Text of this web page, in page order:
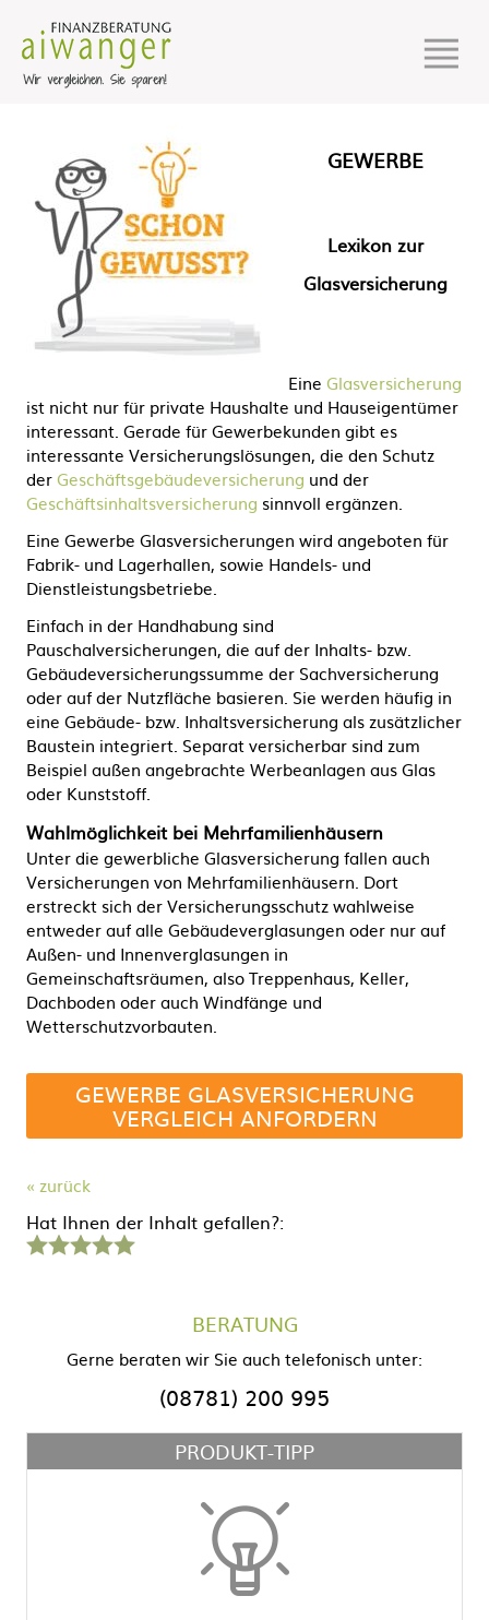
GEWERBE
Lexikon zur
Glasversicherung
Eine Glasversicherung
ist nicht nur für private Haushalte und Hauseigentümer
interessant. Gerade für Gewerbekunden gibt es
interessante Versicherungslösungen, die den Schutz
derGeschäftsgebäudeversicherung und der
Geschäftsinhaltsversicherung sinnvoll ergänzen.
Eine Gewerbe Glasversicherungen wird angeboten für
Fabrik- und Lagerhallen, sowie Handels- und
Dienstleistungsbetriebe.
Einfach in der Handhabung sind
Pauschalversicherungen, die auf der Inhalts- bzw.
Gebäudeversicherungssumme der Sachversicherung
oder auf der Nutzfläche basieren. Sie werden häufig in
eine Gebäude- bzw. Inhaltsversicherung als zusätzlicher
Baustein integriert. Separat versicherbar sind zum
Beispiel außen angebrachte Werbeanlagen aus Glas
oder Kunststoff.
Wahlmöglichkeit bei Mehrfamilienhäusern
Unter die gewerbliche Glasversicherung fallen auch
Versicherungen von Mehrfamilienhäusern. Dort
erstreckt sich der Versicherungsschutz wahlweise
entweder auf alle Gebäudeverglasungen oder nur auf
Außen- und Innenverglasungen in
Gemeinschaftsräumen, also Treppenhaus, Keller,
Dachboden oder auch Windfänge und
Wetterschutzvorbauten.
GEWERBE GLASVERSICHERUNG
VERGLEICH ANFORDERN
« zurück
Hat Ihnen der Inhalt gefallen?:
Stern Sterne Sterne Sterne Sterne
BERATUNG
Gerne beraten wir Sie auch telefonisch unter:
(08781) 200 995
PRODUKT-TIPP